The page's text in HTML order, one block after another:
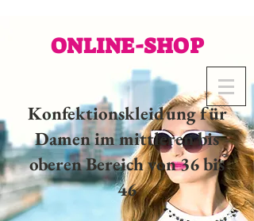
ONLINE-SHOP
Konfektionskleidung für
Damen im mittleren bis
oberen Bereich von 36 bis
46